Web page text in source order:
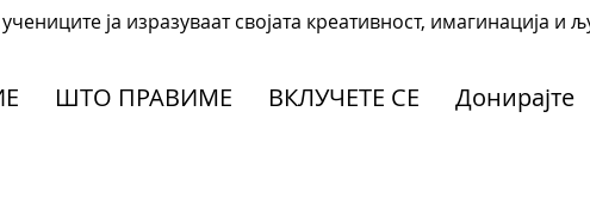
учениците ја изразуваат својата креативност, имагинација и
ШТО ПРАВИМЕ ВКЛУЧЕТЕ СЕ Донирајте